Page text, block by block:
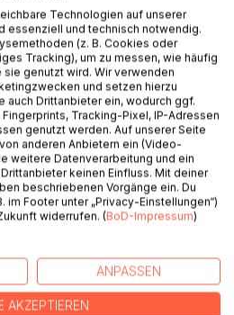
eher einer Gegenüberstellung;
zweier leerer Nicht-
wie das Gesagte damals
und bestenfalls auch in den
ist auf verblüffende Weise
passiert, ist es selbst: Ein
Technologien auf unserer
essenziell und technisch notwendig.
(z. B. Cookies oder
Tracking), um zu messen, wie häufig
genutzt wird. Wir verwenden
und setzen hierzu
Drittanbieter ein, wodurch ggf.
Tracking-Pixel, IP-Adressen
genutzt werden. Auf unserer Seite
anderen Anbietern ein (Video-
weitere Datenverarbeitung und ein
keinen Einfluss. Mit deiner
beschriebenen Vorgänge ein. Du
im Footer unter „Privacy-Einstellungen“)
widerrufen. (BoD-Impressum)
ANPASSEN
AKZEPTIEREN